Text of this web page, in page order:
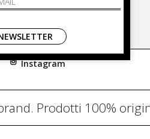
Contatti
Spedizione
Instagram
Prodotti 100%